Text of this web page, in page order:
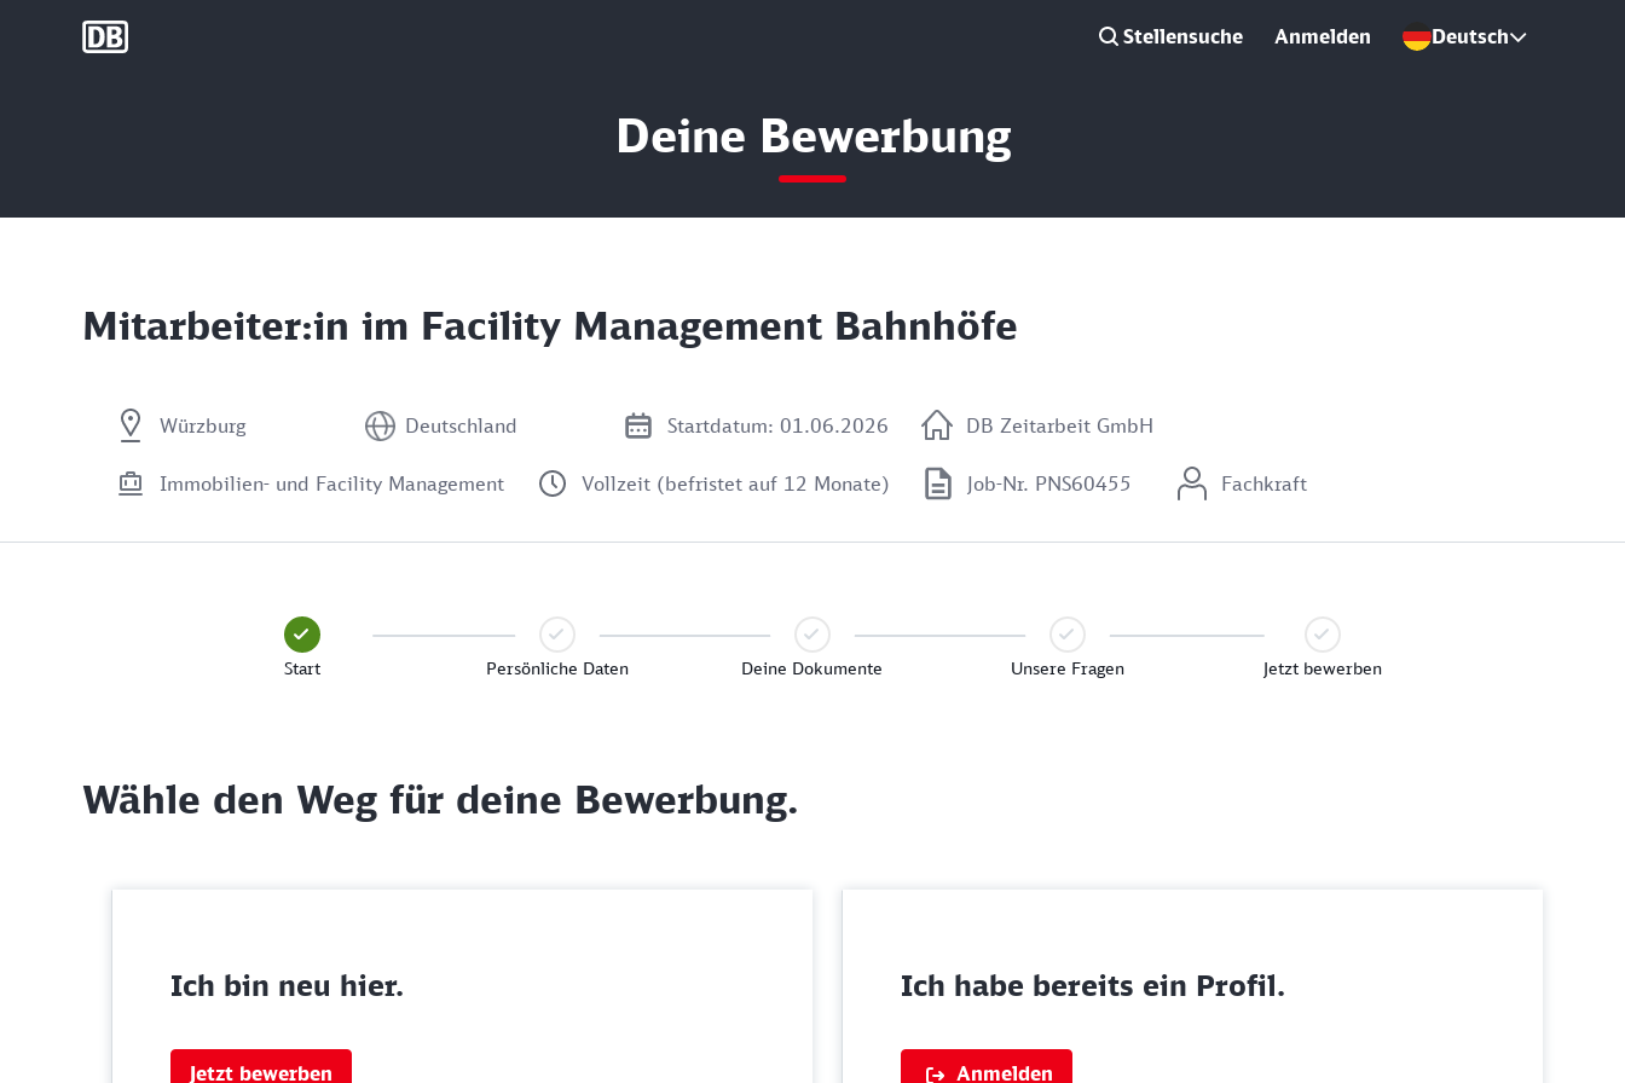
DB Group Stellensuche Anmelden Deutsch
Deine Bewerbung
Mitarbeiter:in im Facility Management Bahnhöfe
Würzburg Deutschland Startdatum: 01.06.2026 DB Zeitarbeit GmbH
Immobilien- und Facility Management Vollzeit (befristet auf 12 Monate) Job-Nr. PNS60455 Fachkraft
Start Persönliche Daten Deine Dokumente Unsere Fragen Jetzt bewerben
Wähle den Weg für deine Bewerbung.
Ich bin neu hier.
Jetzt bewerben
Ich habe bereits ein Profil.
Anmelden